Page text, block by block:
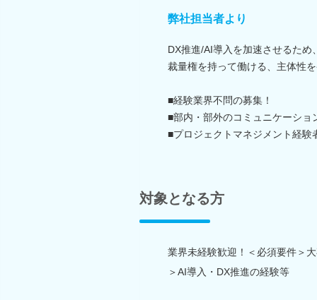
弊社担当者より
DX推進/AI導入を加速させるた
裁量権を持って働ける、主体性
■経験業界不問の募集！
■部内・部外のコミュニケーショ
■プロジェクトマネジメント経験
対象となる方
業界未経験歓迎！＜必須要件＞
＞AI導入・DX推進の経験等